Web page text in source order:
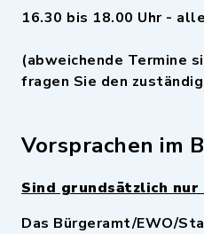
16.30 bis 18.00 Uhr -
(abweichende Termine
fragen Sie den
Vorsprachen im
Sind grundsätzlich
Das Bürgeramt/EWO/